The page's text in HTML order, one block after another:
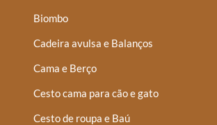
Biombo
Cadeira avulsa e Balanços
Cama e Berço
Cesto cama para cão e gato
Cesto de roupa e Baú